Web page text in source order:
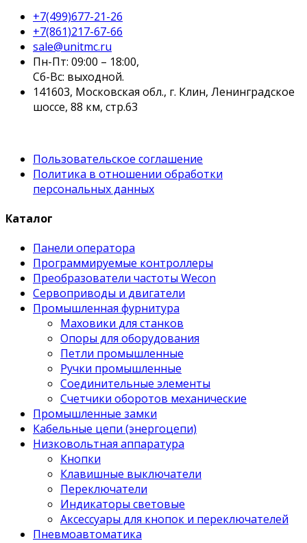
+7(499)677-21-26
+7(861)217-67-66
sale@unitmc.ru
Пн-Пт: 09:00 – 18:00,
Сб-Вс: выходной.
141603, Московская обл., г. Клин, Ленинградское
шоссе, 88 км, стр.63
Пользовательское соглашение
Политика в отношении обработки
персональных данных
Каталог
Панели оператора
Программируемые контроллеры
Преобразователи частоты Wecon
Сервоприводы и двигатели
Промышленная фурнитура
Маховики для станков
Опоры для оборудования
Петли промышленные
Ручки промышленные
Соединительные элементы
Счетчики оборотов механические
Промышленные замки
Кабельные цепи (энергоцепи)
Низковольтная аппаратура
Кнопки
Клавишные выключатели
Переключатели
Индикаторы световые
Аксессуары для кнопок и переключателей
Пневмоавтоматика